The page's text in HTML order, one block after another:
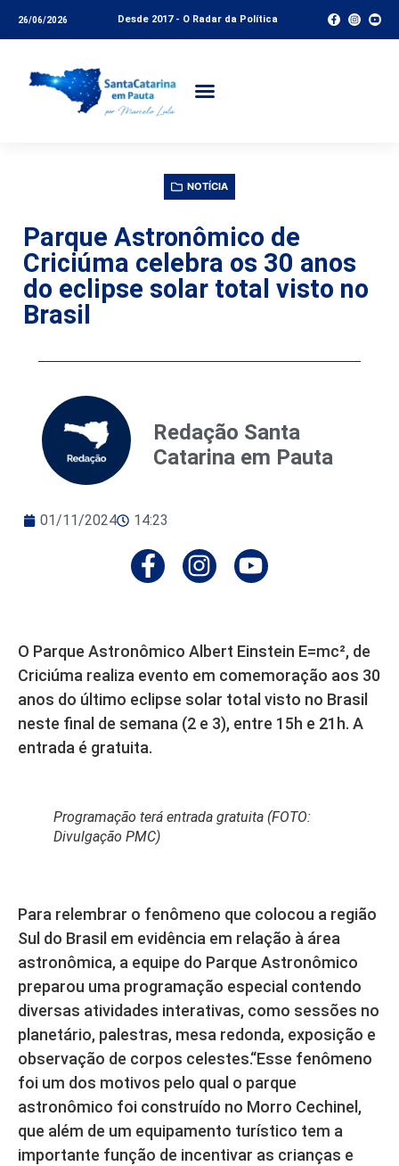
26/06/2026 Desde 2017 - O Radar da Política
NOTÍCIA
Parque Astronômico de
Criciúma celebra os 30 anos
do eclipse solar total visto no
Brasil
Redação Santa
Catarina em Pauta
01/11/2024 14:23
O Parque Astronômico Albert Einstein E=mc², de
Criciúma realiza evento em comemoração aos 30
anos do último eclipse solar total visto no Brasil
neste final de semana (2 e 3), entre 15h e 21h. A
entrada é gratuita.
Programação terá entrada gratuita (FOTO:
Divulgação PMC)
Para relembrar o fenômeno que colocou a região
Sul do Brasil em evidência em relação à área
astronômica, a equipe do Parque Astronômico
preparou uma programação especial contendo
diversas atividades interativas, como sessões no
planetário, palestras, mesa redonda, exposição e
observação de corpos celestes.“Esse fenômeno
foi um dos motivos pelo qual o parque
astronômico foi construído no Morro Cechinel,
que além de um equipamento turístico tem a
importante função de incentivar as crianças e